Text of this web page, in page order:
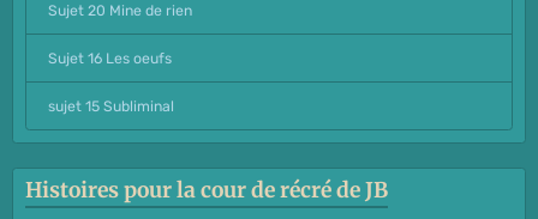
Sujet 20 Mine de rien
Sujet 16 Les oeufs
sujet 15 Subliminal
Histoires pour la cour de récré de JB